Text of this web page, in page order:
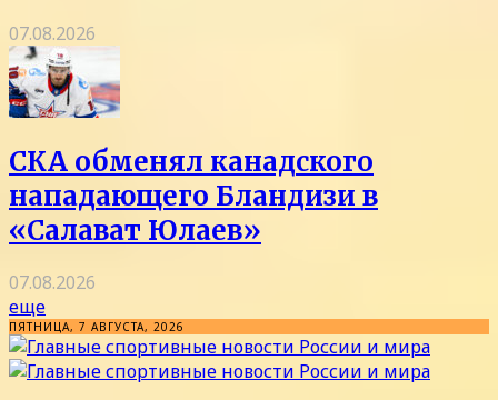
07.08.2026
СКА обменял канадского
нападающего Бландизи в
«Салават Юлаев»
07.08.2026
еще
ПЯТНИЦА, 7 АВГУСТА, 2026